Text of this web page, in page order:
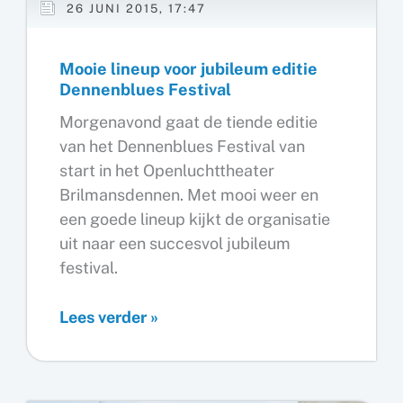
26 JUNI 2015, 17:47
Mooie lineup voor jubileum editie
Dennenblues Festival
Morgenavond gaat de tiende editie
van het Dennenblues Festival van
start in het Openluchttheater
Brilmansdennen. Met mooi weer en
een goede lineup kijkt de organisatie
uit naar een succesvol jubileum
festival.
Mooie
jubileum
Lees verder »